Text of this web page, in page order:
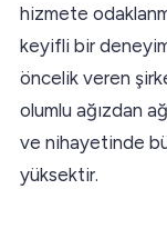
hizmete
keyifli bir
öncelik veren
olumlu ağızdan
ve nihayetinde
yüksektir.